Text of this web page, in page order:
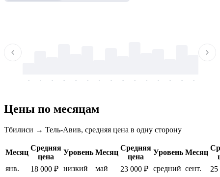
-
-
-
-
-
-
-
-
-
-
-
-
-
-
-
-
-
-
-
-
-
-
-
-
-
-
-
-
-
-
Цены по месяцам
Тбилиси → Тель-Авив, средняя цена в одну сторону
Месяц
Средняя
цена
Уровень Месяц
Средняя
цена
Уровень Месяц
янв.
18 000 ₽ низкий май 23 000 ₽ средний сент.
25